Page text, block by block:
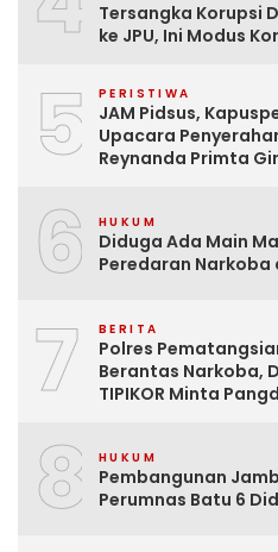
Tersangka Korupsi
ke JPU, Ini Modus
5 PERISTIWA
JAM Pidsus,
Upacara
Reynanda Primta
6 HUKUM
Diduga Ada Main
Peredaran Narkoba
7 BERITA
Polres
Berantas Narkoba,
TIPIKOR Minta
8 HUKUM
Pembangunan
Perumnas Batu 6